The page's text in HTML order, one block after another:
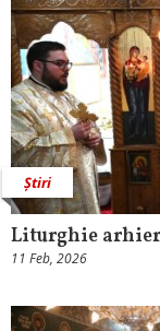
Știri
Liturghie
11 Feb, 2026